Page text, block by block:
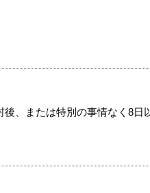
、または特別の事情なく8日